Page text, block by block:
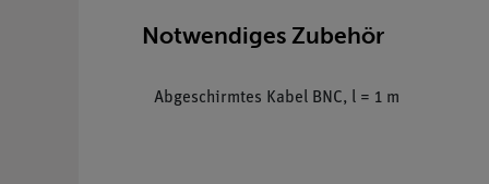
Notwendiges Zubehör
Abgeschirmtes Kabel BNC, l = 1 m